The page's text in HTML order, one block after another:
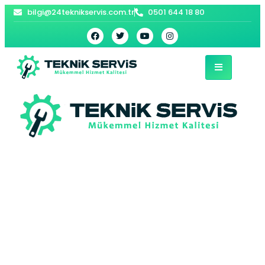
bilgi@24teknikservis.com.tr 0501 644 18 80